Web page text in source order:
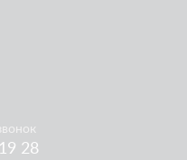
28